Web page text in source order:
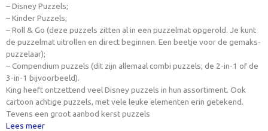
– Disney Puzzels;
– Kinder Puzzels;
– Roll & Go (deze puzzels zitten al in een puzzelmat opgerold. Je kunt
de puzzelmat uitrollen en direct beginnen. Een beetje voor de gemaks-
puzzelaar);
– Compendium puzzels (dit zijn allemaal combi puzzels; de 2-in-1 of de
3-in-1 bijvoorbeeld).
King heeft ontzettend veel Disney puzzels in hun assortiment. Ook
cartoon achtige puzzels, met vele leuke elementen erin getekend.
Tevens een groot aanbod kerst puzzels
Lees meer